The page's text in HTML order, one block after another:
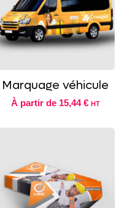
Marquage véhicule
À partir de 15,44 € HT